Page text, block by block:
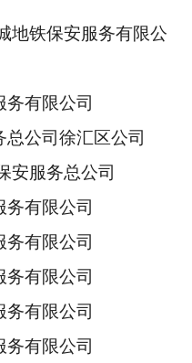
铁保安服务有限公
有限公司
公司徐汇区公司
服务总公司
有限公司
有限公司
有限公司
有限公司
有限公司